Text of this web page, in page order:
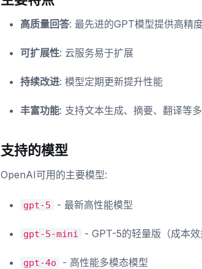
高质量回答: 最先进的GPT模型提供高精
可扩展性: 云服务易于扩展
持续改进: 模型定期更新提升性能
丰富功能: 支持文本生成、摘要、翻译等
支持的模型
OpenAI可用的主要模型:
gpt-5 - 最新高性能模型
gpt-5-mini - GPT-5的轻量版（成本效
gpt-4o - 高性能多模态模型